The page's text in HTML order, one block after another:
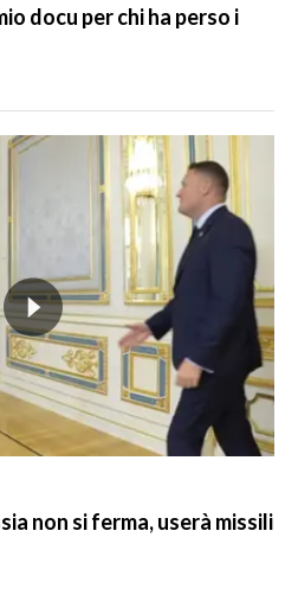
docu per chi ha perso i
non si ferma, userà missili